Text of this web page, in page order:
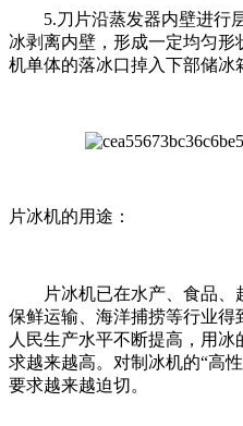
5.刀片沿蒸发器内壁进行
冰剥离内壁，形成一定均匀
机单体的落冰口掉入下部储冰
片冰机的用途：
片冰机已在水产、食品、
保鲜运输、海洋捕捞等行业
人民生产水平不断提高，用
求越来越高。对制冰机的“高
要求越来越迫切。